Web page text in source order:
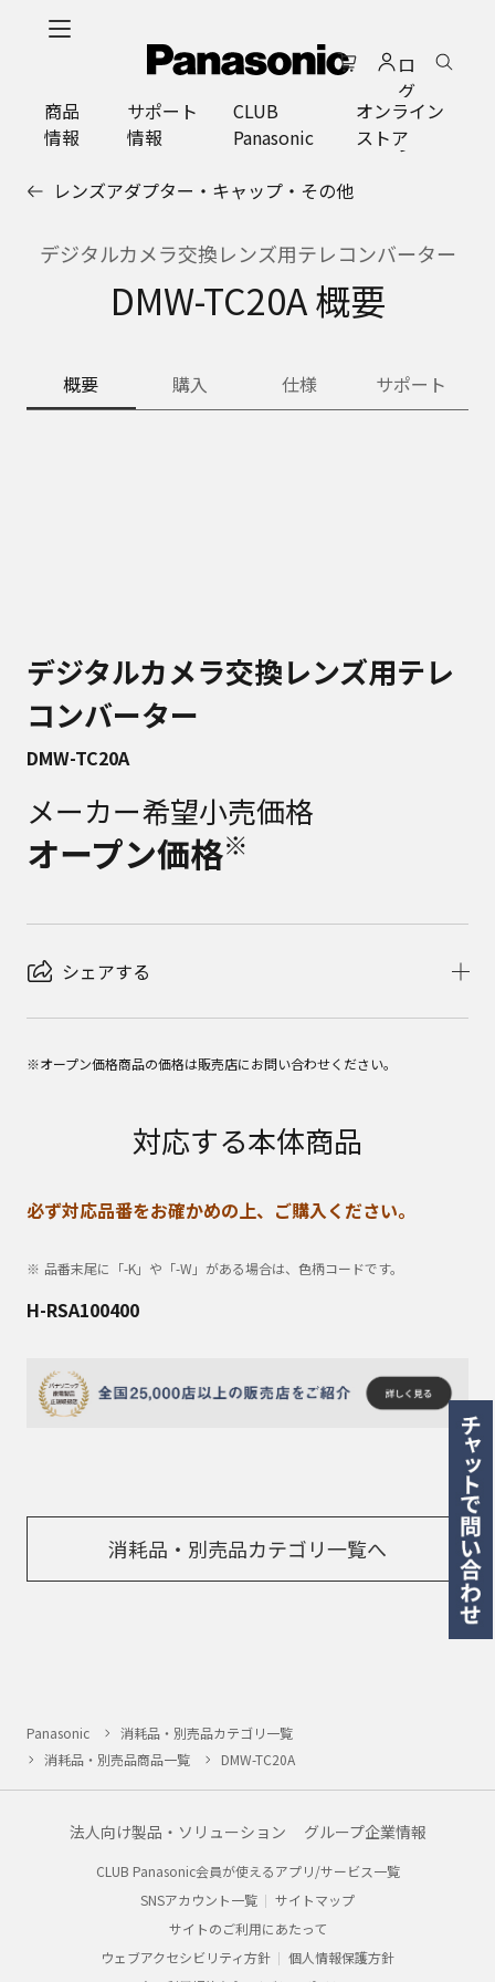
ロ
グ
イ
ン
商品
情報
サポート
情報
CLUB
Panasonic
オンライン
ストア
レンズアダプター・キャップ・その他
デジタルカメラ交換レンズ用テレコンバーター
DMW-TC20A 概要
概要 購入 仕様 サポート
デジタルカメラ交換レンズ用テレ
コンバーター
DMW-TC20A
メーカー希望小売価格
オープン価格※
シェアする
※オープン価格商品の価格は販売店にお問い合わせください。
対応する本体商品
必ず対応品番をお確かめの上、ご購入ください。
品番末尾に「-K」や「-W」がある場合は、色柄コードです。
H-RSA100400
消耗品・別売品カテゴリ一覧へ
Panasonic
消耗品・別売品カテゴリ一覧
消耗品・別売品商品一覧
DMW-TC20A
法人向け製品・ソリューション グループ企業情報
CLUB Panasonic会員が使えるアプリ/サービス一覧
SNSアカウント一覧
サイトマップ
サイトのご利用にあたって
ウェブアクセシビリティ方針
個人情報保護方針